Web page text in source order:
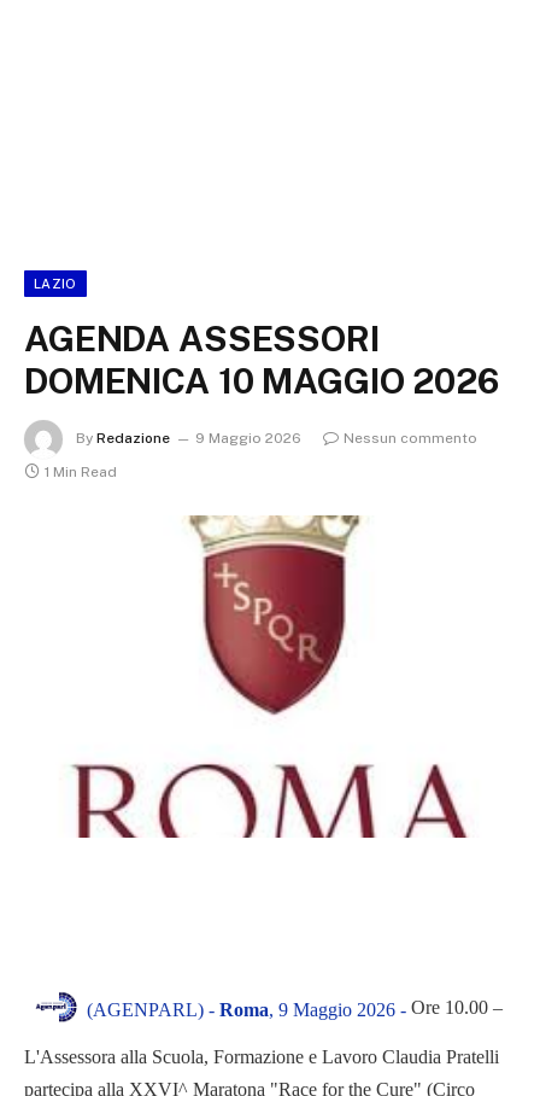
LAZIO
AGENDA ASSESSORI
DOMENICA 10 MAGGIO 2026
By Redazione 9 Maggio 2026
Nessun commento
1 Min Read
(AGENPARL) - Roma, 9 Maggio 2026 - Ore 10.00 –
L'Assessora alla Scuola, Formazione e Lavoro Claudia Pratelli
partecipa alla XXVI^ Maratona "Race for the Cure" (Circo